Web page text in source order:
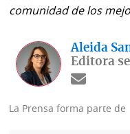
comunidad de los
Aleida
Editora
La Prensa forma parte de